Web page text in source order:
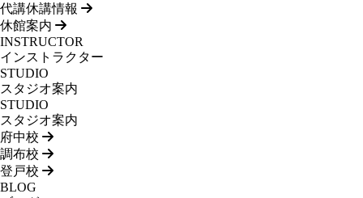
代講休講情報
休館案内
INSTRUCTOR
インストラクター
STUDIO
スタジオ案内
STUDIO
スタジオ案内
府中校
調布校
登戸校
BLOG